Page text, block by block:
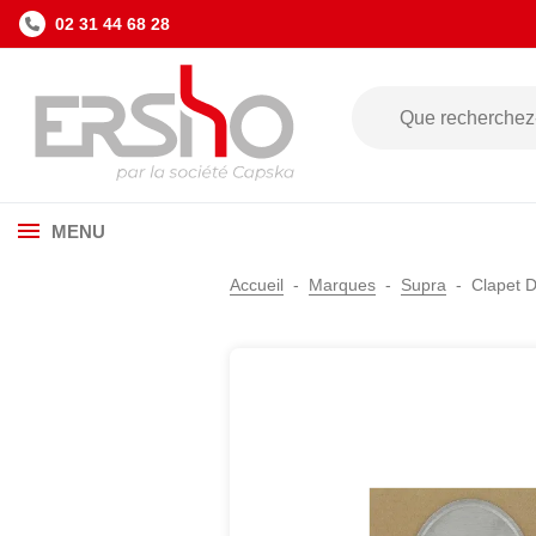
02 31 44 68 28
MENU
Accueil Marques Supra Clapet